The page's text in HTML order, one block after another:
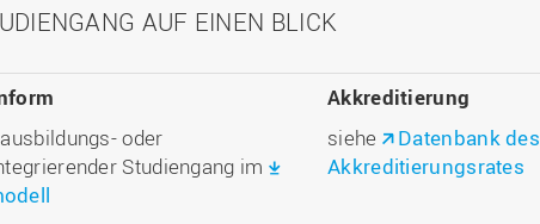
AUF EINEN BLICK
oder
Studiengang im
Akkreditierung
siehe
Datenbank des
Akkreditierungsrates